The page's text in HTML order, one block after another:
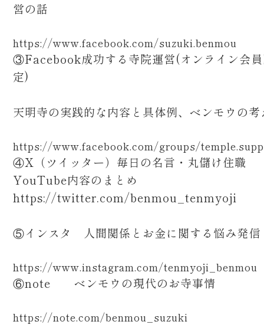
営の話
https://www.facebook.com/suzuki.benmou
③Facebook成功する寺院運営(オンライン会
定)
天明寺の実践的な内容と具体例、ベンモウの考
https://www.facebook.com/groups/
④X（ツイッター）毎日の名言・丸儲け住職
YouTube内容のまとめ
https://twitter.com/benmou_tenmyoji
⑤インスタ 人間関係とお金に関する悩み発
https://www.instagram.com/tenmyoji_benmou
⑥note ベンモウの現代のお寺事情
https://note.com/benmou_suzuki